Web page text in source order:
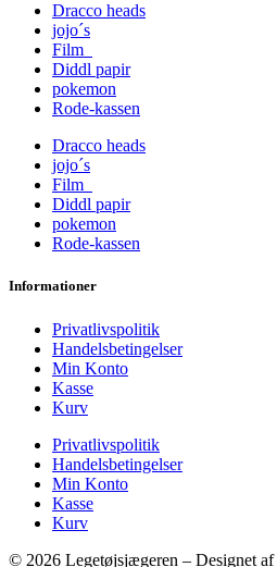
Dracco heads
jojo´s
Film
Diddl papir
pokemon
Rode-kassen
Dracco heads
jojo´s
Film
Diddl papir
pokemon
Rode-kassen
Informationer
Privatlivspolitik
Handelsbetingelser
Min Konto
Kasse
Kurv
Privatlivspolitik
Handelsbetingelser
Min Konto
Kasse
Kurv
© 2026 Legetøjsjægeren – Designet af